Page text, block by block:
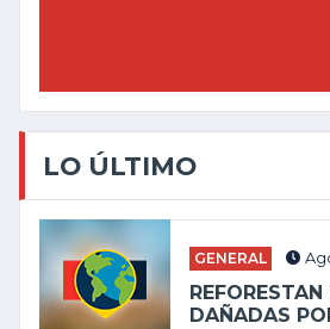
LO ÚLTIMO
GENERAL
DAÑADAS